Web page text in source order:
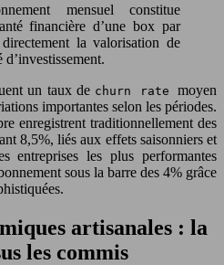
mensuel constitue
financière d’une box par
la valorisation de
d’investissement.
un taux de churn ratemoyen
importantes selon les périodes.
enregistrent traditionnellement des
8,5%, liés aux effets saisonniers et
entreprises les plus performantes
sous la barre des 4% grâce
artisanales : la
les commis